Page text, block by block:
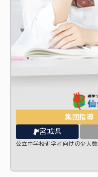
集団指導
宮城県
公立中学校進学者向けの少人